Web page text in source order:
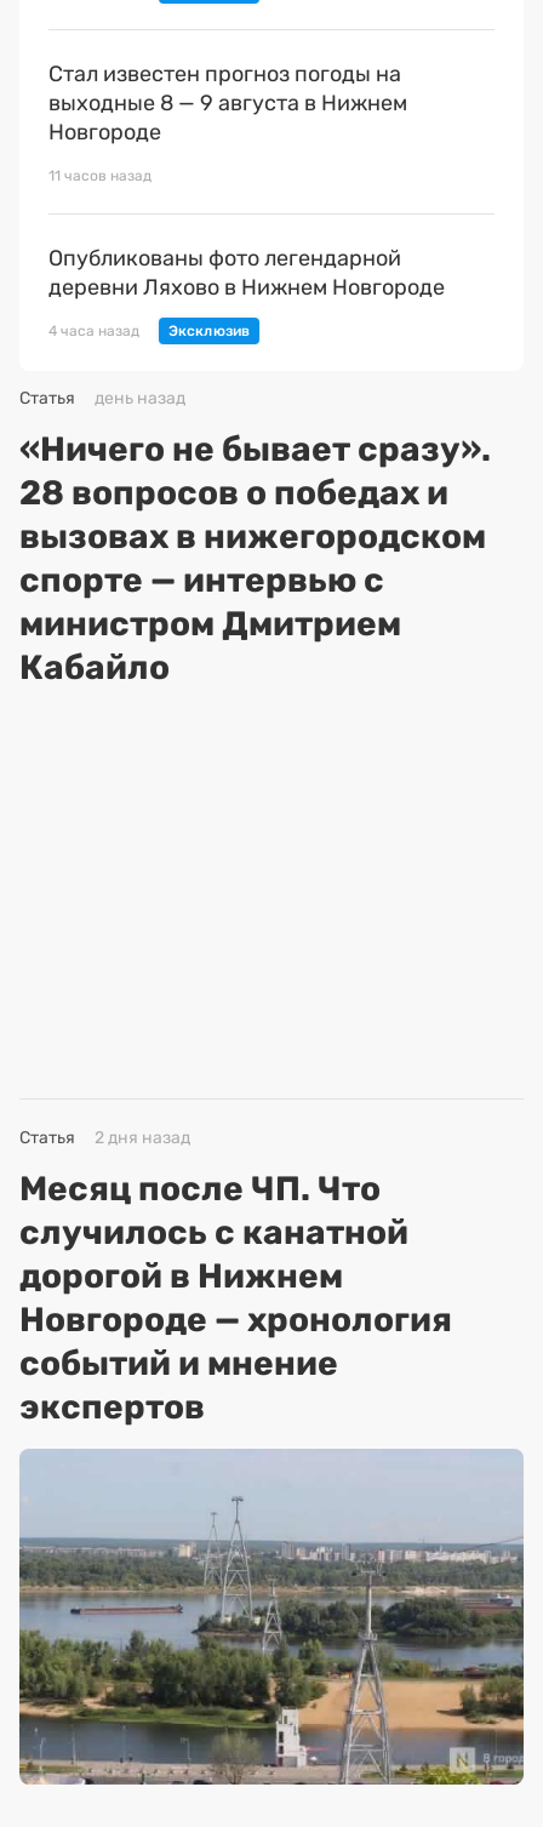
Стал известен прогноз погоды на
выходные 8 — 9 августа в Нижнем
Новгороде
11 часов назад
Опубликованы фото легендарной
деревни Ляхово в Нижнем Новгороде
4 часа назад
Статья день назад
«Ничего не бывает сразу».
28 вопросов о победах и
вызовах в нижегородском
спорте — интервью с
министром Дмитрием
Кабайло
Статья 2 дня назад
Месяц после ЧП. Что
случилось с канатной
дорогой в Нижнем
Новгороде — хронология
событий и мнение
экспертов